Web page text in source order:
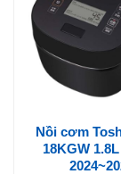
Nồi cơm
18KGW